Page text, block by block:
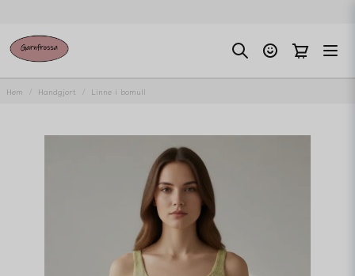
Hem Handgjort Linne i bomull